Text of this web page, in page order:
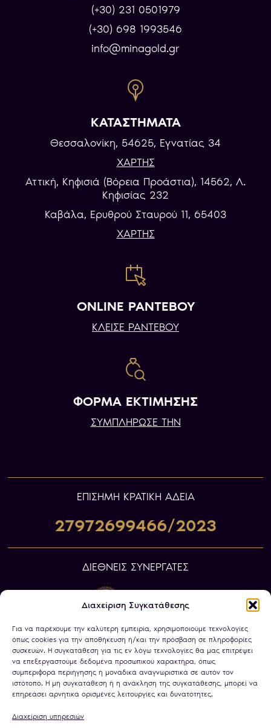
Διαχείριση Συγκατάθεσης
Για να παρέχουμε την καλύτερη εμπειρία, χρησιμοποιούμε τεχνολογίες
όπως cookies για την αποθήκευση ή/και την πρόσβαση σε πληροφορίες
συσκευών. Η συγκατάθεση για τις εν λόγω τεχνολογίες θα μας επιτρέψει
να επεξεργαστούμε δεδομένα προσωπικού χαρακτήρα, όπως
συμπεριφορά περιήγησης ή μοναδικά αναγνωριστικά σε αυτόν τον
ιστότοπο. Η μη συγκατάθεση ή η ανάκληση της συγκατάθεσης, μπορεί να
επηρεάσει αρνητικά ορισμένες λειτουργίες και δυνατότητες.
Διαχείριση υπηρεσιών
(+30) 231 0501979
(+30) 698 1993546
info@minagold.gr
ΚΑΤΑΣΤΗΜΑΤΑ
Θεσσαλονίκη, 54625, Εγνατίας 34
ΧΑΡΤΗΣ
Αττική, Κηφισιά (Βόρεια Προάστια), 14562, Λ.
Κηφισίας 232
Καβάλα, Eρυθρού Σταυρού 11, 65403
ΧΑΡΤΗΣ
ONLINE ΡΑΝΤΕΒΟΥ
ΚΛΕΙΣΕ ΡΑΝΤΕΒΟΥ
ΦΟΡΜΑ ΕΚΤΙΜΗΣΗΣ
ΣΥΜΠΛΗΡΩΣΕ ΤΗΝ
ΕΠIΣΗΜΗ ΚΡΑΤΙΚΗ ΑΔΕΙΑ
27972699466/2023
ΔΙΕΘΝΕΙΣ ΣΥΝΕΡΓΑΤΕΣ